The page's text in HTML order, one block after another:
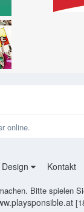
online.
Design Kontakt
Bitte spielen